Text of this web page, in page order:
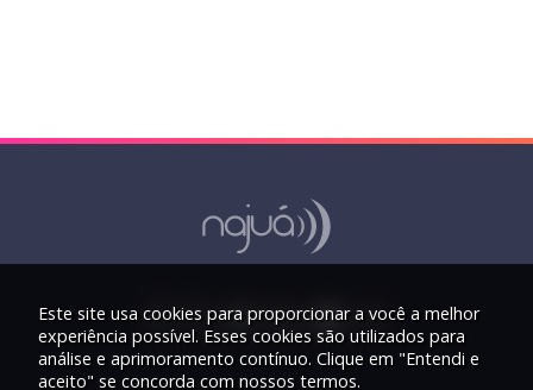
Este site usa cookies para proporcionar a você a melhor
experiência possível. Esses cookies são utilizados para
análise e aprimoramento contínuo. Clique em "Entendi e
aceito" se concorda com nossos termos.